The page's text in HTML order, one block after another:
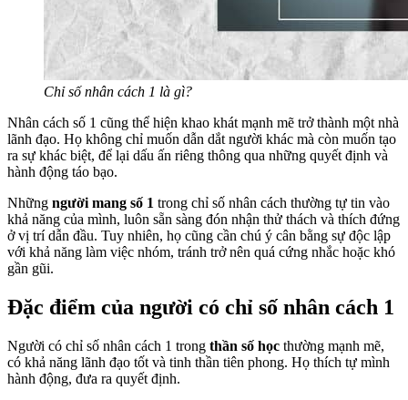
Chỉ số nhân cách 1 là gì?
Nhân cách số 1 cũng thể hiện khao khát mạnh mẽ trở thành một nhà
lãnh đạo. Họ không chỉ muốn dẫn dắt người khác mà còn muốn tạo
ra sự khác biệt, để lại dấu ấn riêng thông qua những quyết định và
hành động táo bạo.
Những người mang số 1 trong chỉ số nhân cách thường tự tin vào
khả năng của mình, luôn sẵn sàng đón nhận thử thách và thích đứng
ở vị trí dẫn đầu. Tuy nhiên, họ cũng cần chú ý cân bằng sự độc lập
với khả năng làm việc nhóm, tránh trở nên quá cứng nhắc hoặc khó
gần gũi.
Đặc điểm của người có chỉ số nhân cách 1
Người có chỉ số nhân cách 1 trong thần số học thường mạnh mẽ,
có khả năng lãnh đạo tốt và tinh thần tiên phong. Họ thích tự mình
hành động, đưa ra quyết định.